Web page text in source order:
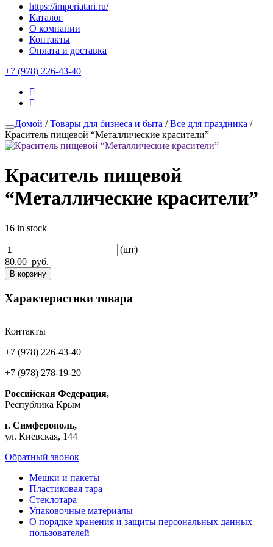
https://imperiatari.ru/
Каталог
О компании
Контакты
Оплата и доставка
+7 (978) 226-43-40
Домой /Товары для бизнеса и быта /Все для праздника /
Краситель пищевой “Металлические красители”
Краситель пищевой
“Металлические красители”
16 in stock
(шт)
80.00 руб.
В корзину
Характеристики товара
Контакты
+7 (978) 226-43-40
+7 (978) 278-19-20
Российская Федерация,
Республика Крым
г. Симферополь,
ул. Киевская, 144
Обратный звонок
Мешки и пакеты
Пластиковая тара
Стеклотара
Упаковочные материалы
О порядке хранения и защиты персональных данных
пользователей